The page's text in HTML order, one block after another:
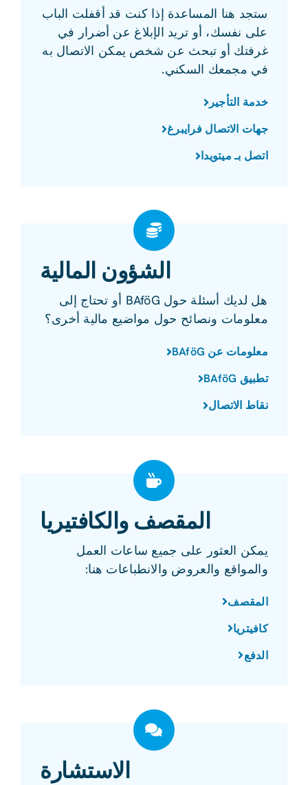
ستجد هنا المساعدة إذا كنت قد أقفلت الباب
على نفسك، أو تريد الإبلاغ عن أضرار في
غرفتك أو تبحث عن شخص يمكن الاتصال به
في مجمعك السكني.
خدمة التأجير
جهات الاتصال فرايبرغ
اتصل بـ ميتويدا
الشؤون المالية
هل لديك أسئلة حول BAföG أو تحتاج إلى
معلومات ونصائح حول مواضيع مالية أخرى؟
معلومات عن BAföG
تطبيق BAföG
نقاط الاتصال
المقصف والكافتيريا
يمكن العثور على جميع ساعات العمل
والمواقع والعروض والانطباعات هنا:
المقصف
كافيتريا
الدفع
الاستشارة